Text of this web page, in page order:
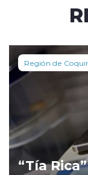
Región de
“Tía